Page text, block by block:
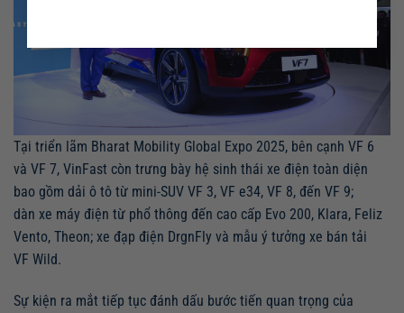
Tại triển lãm Bharat Mobility Global Expo 2025, bên cạnh VF 6
và VF 7, VinFast còn trưng bày hệ sinh thái xe điện toàn diện
bao gồm dải ô tô từ mini-SUV VF 3, VF e34, VF 8, đến VF 9;
dàn xe máy điện từ phổ thông đến cao cấp Evo 200, Klara, Feliz
Vento, Theon; xe đạp điện DrgnFly và mẫu ý tưởng xe bán tải
VF Wild.
Sự kiện ra mắt tiếp tục đánh dấu bước tiến quan trọng của